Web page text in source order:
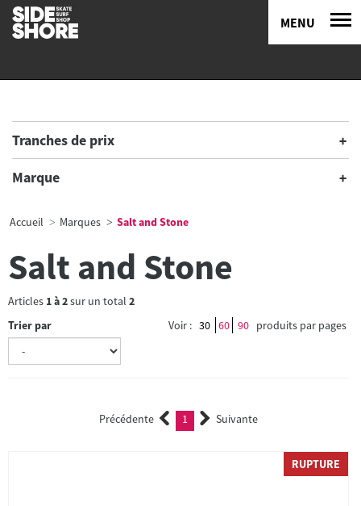
MENU
Tranches de prix
Marque
Accueil Marques Salt and Stone
Salt and Stone
Articles 1à2sur un total 2
Trier par
Voir : 30 60 90 produits par pages
Précédente 1 (current)Suivante
RUPTURE